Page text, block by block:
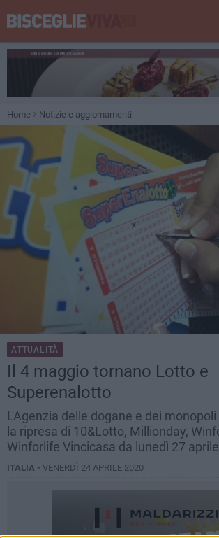
Home Notizie e aggiornamenti
ATTUALITÀ
Il 4 maggio tornano Lotto e
Superenalotto
L'Agenzia delle dogane e dei
la ripresa di 10&Lotto, Millionday,
Winforlife Vincicasa da lunedì 27 aprile
ITALIA - VENERDÌ 24 APRILE 2020